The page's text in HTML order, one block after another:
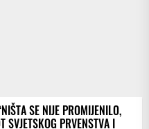
SE NIJE PROMIJENILO,
SVJETSKOG PRVENSTVA I